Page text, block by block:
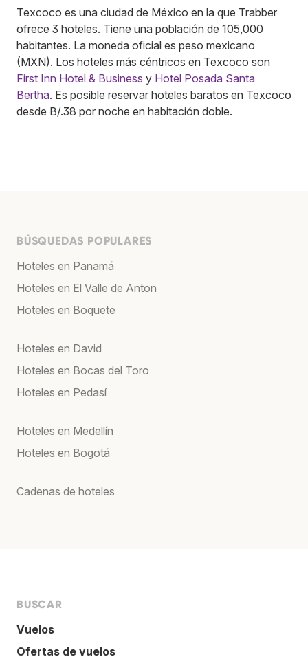
Texcoco es una ciudad de México en la que Trabber
ofrece 3 hoteles. Tiene una población de 105,000
habitantes. La moneda oficial es peso mexicano
(MXN). Los hoteles más céntricos en Texcoco son
First Inn Hotel & Business y Hotel Posada Santa
Bertha. Es posible reservar hoteles baratos en Texcoco
desde B/.38 por noche en habitación doble.
BÚSQUEDAS POPULARES
Hoteles en Panamá
Hoteles en El Valle de Anton
Hoteles en Boquete
Hoteles en David
Hoteles en Bocas del Toro
Hoteles en Pedasí
Hoteles en Medellín
Hoteles en Bogotá
Cadenas de hoteles
BUSCAR
Vuelos
Ofertas de vuelos